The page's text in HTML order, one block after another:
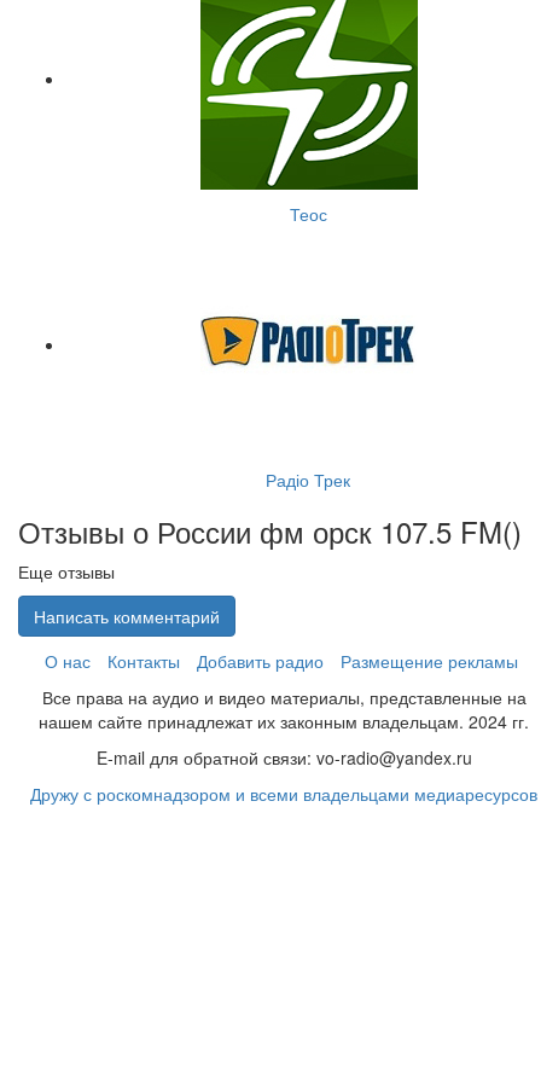
Теос
Радіо Трек
Отзывы о России фм орск 107.5 FM()
Еще отзывы
Написать комментарий
О нас
Контакты Добавить радио
Размещение рекламы
Все права на аудио и видео материалы, представленные на
нашем сайте принадлежат их законным владельцам. 2024 гг.
E-mail для обратной связи: vo-radio@yandex.ru
Дружу с роскомнадзором и всеми владельцами медиаресурсов